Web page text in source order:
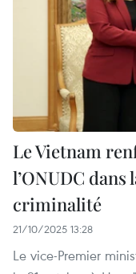
Le Vietnam
l’ONUDC
criminalité
21/10/2025 13:28
Le vice-Premier